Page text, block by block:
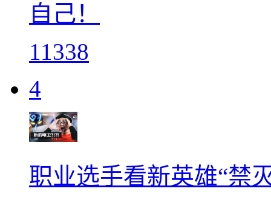
自己！
11338
4
职业选手看新英雄“禁